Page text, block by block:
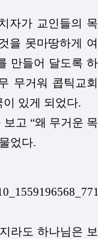
자가 교인들의 목
을 못마땅하게 여
만들어 달도록 하
무거워 콥틱교회
있게 되었다.
고 “왜 무거운 목
었다.
라도 하나님은 보